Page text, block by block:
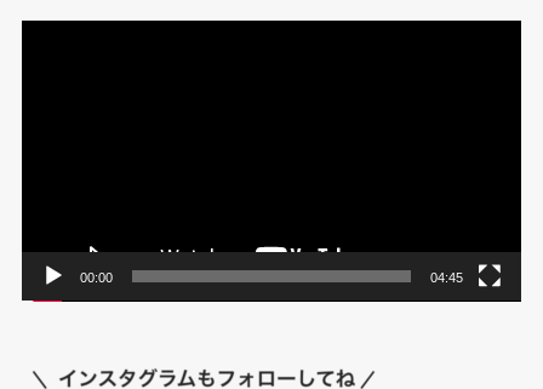
00:00 04:45